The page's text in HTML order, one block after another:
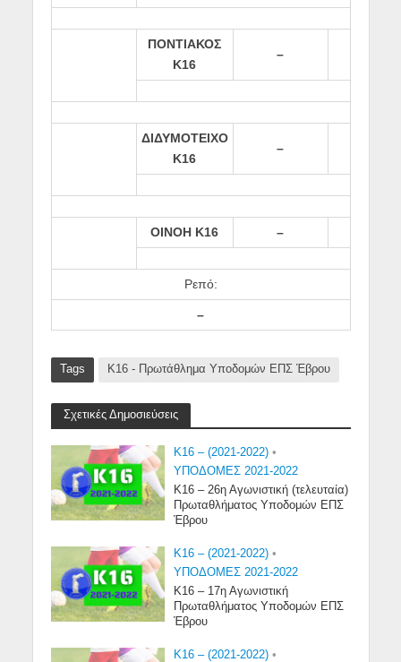
ΠΟΝΤΙΑΚΟΣ
Κ16
–
ΔΙΔΥΜΟΤΕΙΧΟ
Κ16
–
ΟΙΝΟΗ Κ16 –
Ρεπό:
–
Tags Κ16 - Πρωτάθλημα Υποδομών ΕΠΣ Έβρου
Σχετικές Δημοσιεύσεις
K16 – (2021-2022) •
ΥΠΟΔΟΜΕΣ 2021-2022
Κ16 – 26η Αγωνιστική (τελευταία)
Πρωταθλήματος Υποδομών ΕΠΣ
Έβρου
K16 – (2021-2022) •
ΥΠΟΔΟΜΕΣ 2021-2022
Κ16 – 17η Αγωνιστική
Πρωταθλήματος Υποδομών ΕΠΣ
Έβρου
K16 – (2021-2022) •